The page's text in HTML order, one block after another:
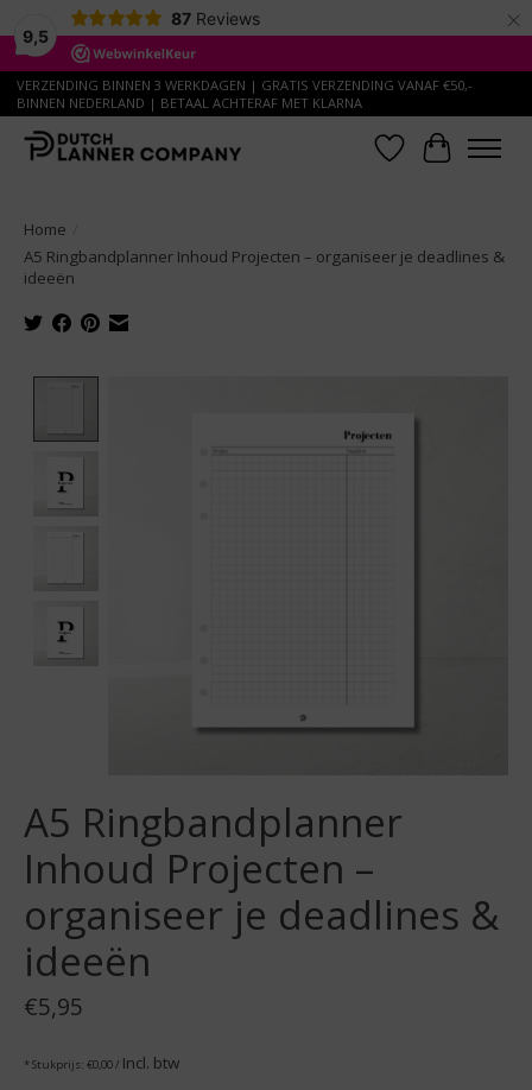
9,5
87 Reviews ×
VERZENDING BINNEN 3 WERKDAGEN | GRATIS VERZENDING VANAF €50,-
BINNEN NEDERLAND | BETAAL ACHTERAF MET KLARNA
Verlanglijst
Home
A5 Ringbandplanner Inhoud Projecten – organiseer je deadlines &
ideeën
A5 Ringbandplanner
Inhoud Projecten –
organiseer je deadlines &
ideeën
€5,95
* Stukprijs: €0,00 / Incl. btw